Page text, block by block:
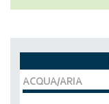
ACQUA/ARIA